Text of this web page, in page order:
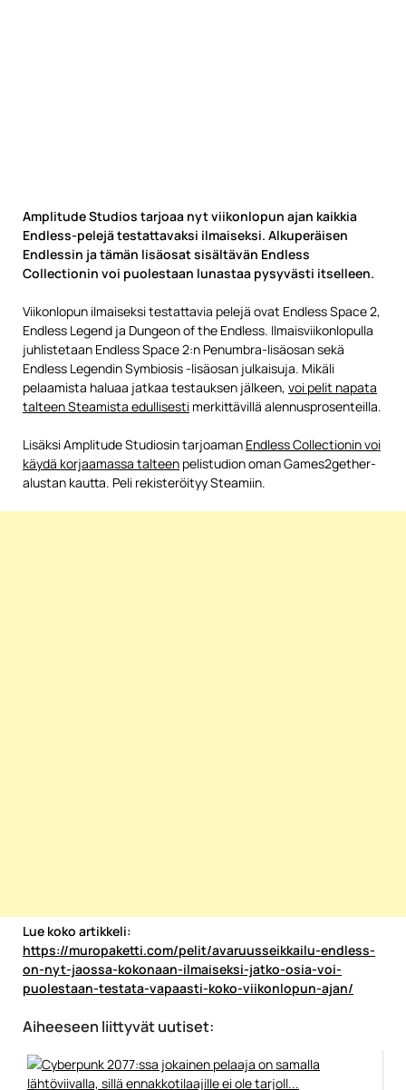
Amplitude Studios tarjoaa nyt viikonlopun ajan kaikkia
Endless-pelejä testattavaksi ilmaiseksi. Alkuperäisen
Endlessin ja tämän lisäosat sisältävän Endless
Collectionin voi puolestaan lunastaa pysyvästi itselleen.
Viikonlopun ilmaiseksi testattavia pelejä ovat Endless Space 2,
Endless Legend ja Dungeon of the Endless. Ilmaisviikonlopulla
juhlistetaan Endless Space 2:n Penumbra-lisäosan sekä
Endless Legendin Symbiosis -lisäosan julkaisuja. Mikäli
pelaamista haluaa jatkaa testauksen jälkeen, voi pelit napata
talteen Steamista edullisesti merkittävillä alennusprosenteilla.
Lisäksi Amplitude Studiosin tarjoaman Endless Collectionin voi
käydä korjaamassa talteen pelistudion oman Games2gether-
alustan kautta. Peli rekisteröityy Steamiin.
Lue koko artikkeli:
https://muropaketti.com/pelit/avaruusseikkailu-endless-
on-nyt-jaossa-kokonaan-ilmaiseksi-jatko-osia-voi-
puolestaan-testata-vapaasti-koko-viikonlopun-ajan/
Aiheeseen liittyvät uutiset: